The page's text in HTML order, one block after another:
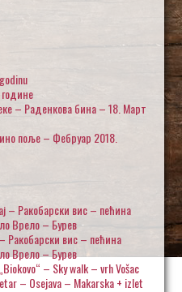
– Раденкова бина – 18. Март
поље – Фебруар 2018.
– Ракобарски вис – пећина
Врело – Бурев
Ракобарски вис – пећина
Врело – Бурев
– Sky walk – vrh Vošac
– Osejava – Makarska + izlet